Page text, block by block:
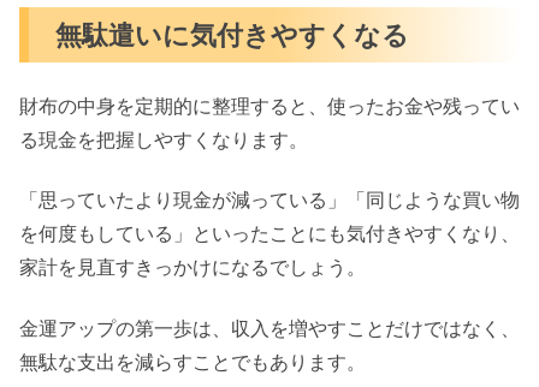
無駄遣いに気付きやすくなる
財布の中身を定期的に整理すると、使ったお金や残ってい
る現金を把握しやすくなります。
「思っていたより現金が減っている」「同じような買い物
を何度もしている」といったことにも気付きやすくなり、
家計を見直すきっかけになるでしょう。
金運アップの第一歩は、収入を増やすことだけではなく、
無駄な支出を減らすことでもあります。